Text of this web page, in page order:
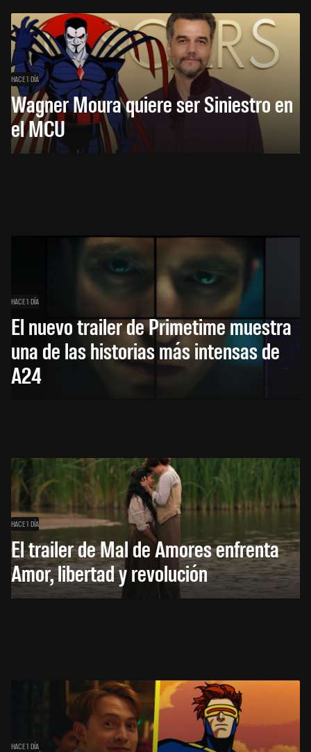
HACE 1 DÍA
Wagner Moura quiere ser Siniestro en
el MCU
HACE 1 DÍA
El nuevo trailer de Primetime muestra
una de las historias más intensas de
A24
HACE 1 DÍA
El trailer de Mal de Amores enfrenta
Amor, libertad y revolución
HACE 1 DÍA